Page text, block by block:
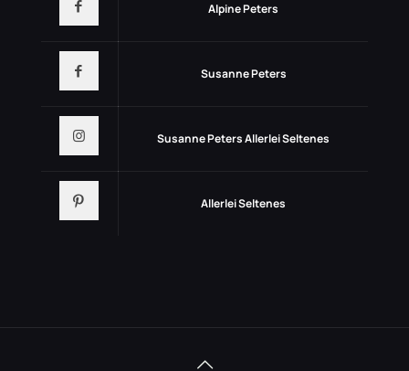
Alpine Peters
Susanne Peters
Susanne Peters Allerlei Seltenes
Allerlei Seltenes